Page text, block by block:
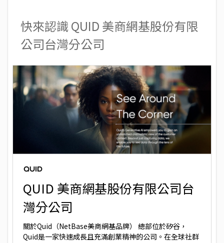
快來認識 QUID 美商網基股份有限
公司台灣分公司
QUID 美商網基股份有限公司台
灣分公司
關於Quid（NetBase美商網基品牌） 總部位於矽谷，
Quid是一家快速成長且充滿創業精神的公司。在全球社群